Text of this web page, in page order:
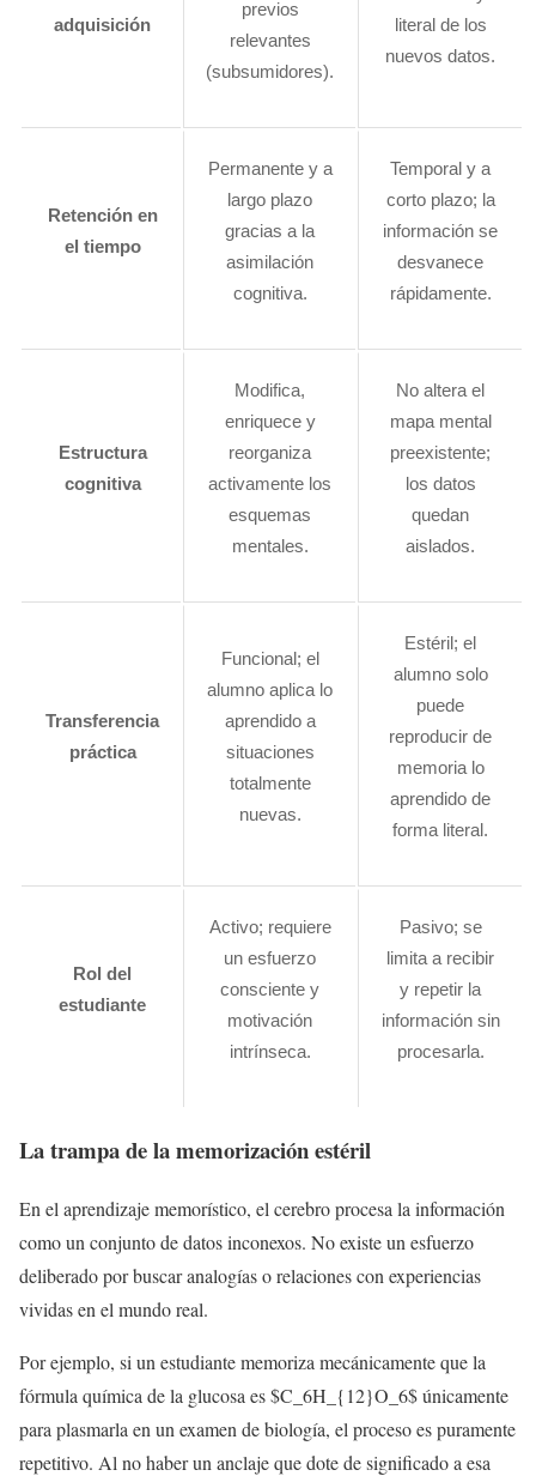
adquisición
previos
relevantes
(subsumidores).
literal de los
nuevos datos.
Retención en
el tiempo
Permanente y a
largo plazo
gracias a la
asimilación
cognitiva.
Temporal y a
corto plazo; la
información se
desvanece
rápidamente.
Estructura
cognitiva
Modifica,
enriquece y
reorganiza
activamente los
esquemas
mentales.
No altera el
mapa mental
preexistente;
los datos
quedan
aislados.
Transferencia
práctica
Funcional; el
alumno aplica lo
aprendido a
situaciones
totalmente
nuevas.
Estéril; el
alumno solo
puede
reproducir de
memoria lo
aprendido de
forma literal.
Rol del
estudiante
Activo; requiere
un esfuerzo
consciente y
motivación
intrínseca.
Pasivo; se
limita a recibir
y repetir la
información sin
procesarla.
La trampa de la memorización estéril
En el aprendizaje memorístico, el cerebro procesa la información
como un conjunto de datos inconexos. No existe un esfuerzo
deliberado por buscar analogías o relaciones con experiencias
vividas en el mundo real.
Por ejemplo, si un estudiante memoriza mecánicamente que la
fórmula química de la glucosa es $C_6H_{12}O_6$ únicamente
para plasmarla en un examen de biología, el proceso es puramente
repetitivo. Al no haber un anclaje que dote de significado a esa